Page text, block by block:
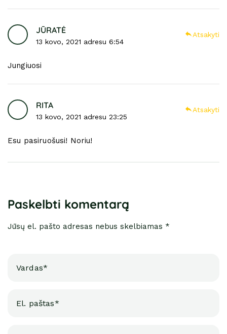
JŪRATĖ
13 kovo, 2021 adresu 6:54
Atsakyti
Jungiuosi
RITA
13 kovo, 2021 adresu 23:25
Atsakyti
Esu pasiruošusi! Noriu!
Paskelbti komentarą
Jūsų el. pašto adresas nebus skelbiamas *